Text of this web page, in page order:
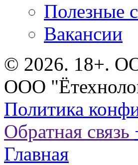
Полезные
Вакансии
© 2026. 18+.
ООО
Политика
Обратная связь
Главная